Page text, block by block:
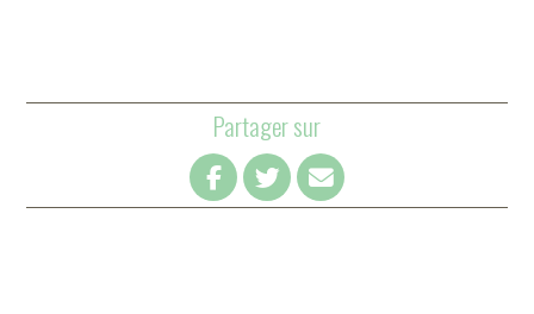
Partager sur